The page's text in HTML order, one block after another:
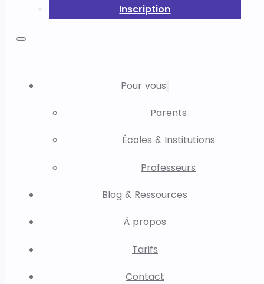
Inscription
Pour vous
Parents
Écoles & Institutions
Professeurs
Blog & Ressources
À propos
Tarifs
Contact